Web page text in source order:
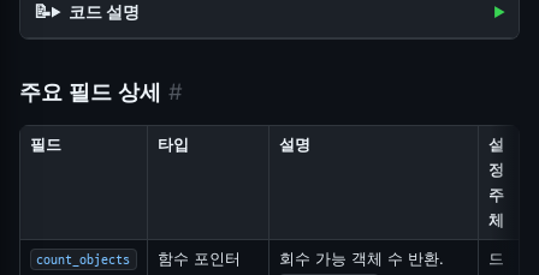
코드 설명
주요 필드 상세 #
필드 타입 설명
설
정
주
체
count_objects 함수 포인터 회수 가능 객체 수 반환.
드